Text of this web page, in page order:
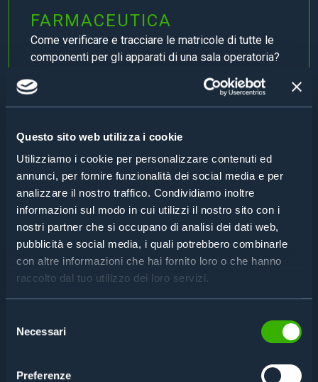
Questo sito web utilizza i cookie
Utilizziamo i cookie per personalizzare contenuti ed
annunci, per fornire funzionalità dei social media e per
analizzare il nostro traffico. Condividiamo inoltre
informazioni sul modo in cui utilizzi il nostro sito con i
nostri partner che si occupano di analisi dei dati web,
pubblicità e social media, i quali potrebbero combinarle
con altre informazioni che hai fornito loro o che hanno
raccolto dal tuo utilizzo dei loro servizi.
delNecessari
Preferenze
FARMACEUTICA
Come verificare e tracciare le matricole di tutte le
componenti per gli apparati di una sala operatoria?
Leggi
MEDICALE
Come evitare che gli utensili miniaturizzati non
finiscano per errore nelle confezioni di prodotto?
Leggi
OTTICA
Leggi